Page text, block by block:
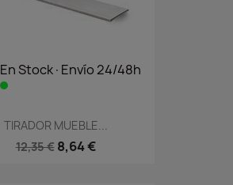
En Stock·Envío 24/48h
TIRADOR MUEBLE...
12,35 € 8,64 €